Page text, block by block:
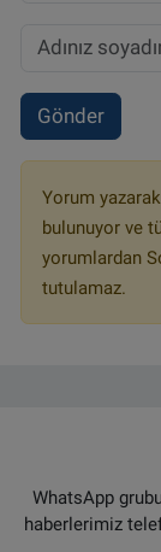
Gönder
Yorum yazarak
bulunuyor ve
yorumlardan
tutulamaz.
WhatsApp
haberlerimiz